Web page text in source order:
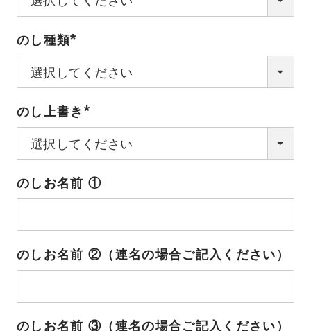
須)
のし種類
(必
須)
のし上書き
(必
須)
のしお名前 ①
のしお名前 ②（連名の場合ご記入ください）
のしお名前 ③（連名の場合ご記入ください）